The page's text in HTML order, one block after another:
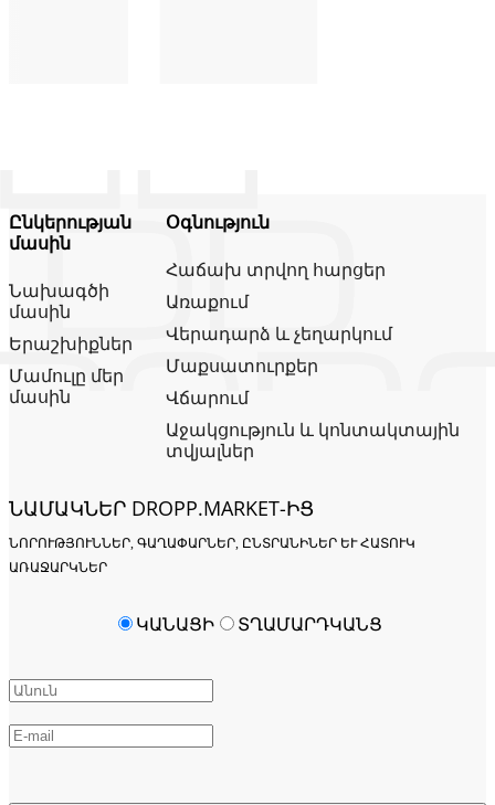
Ընկերության
մասին
Նախագծի
մասին
Երաշխիքներ
Մամուլը մեր
մասին
Օգնություն
Հաճախ տրվող հարցեր
Առաքում
Վերադարձ և չեղարկում
Մաքսատուրքեր
Վճարում
Աջակցություն և կոնտակտային
տվյալներ
ՆԱՄԱԿՆԵՐ DROPP.MARKET-ԻՑ
ՆՈՐՈՒԹՅՈՒՆՆԵՐ, ԳԱՂԱՓԱՐՆԵՐ, ԸՆՏՐԱՆԻՆԵՐ ԵՒ ՀԱՏՈՒԿ Ա
ՌԱՋԱՐԿՆԵՐ
ԿԱՆԱՑԻ ՏՂԱՄԱՐԴԿԱՆՑ